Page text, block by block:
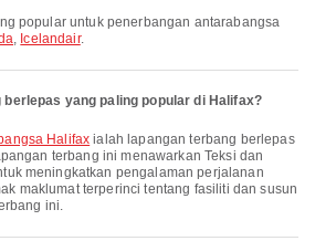
, Icelandair.
yang paling popular di Halifax?
Halifax ialah lapangan terbang berlepas
terbang ini menawarkan Teksi dan
meningkatkan pengalaman perjalanan
maklumat terperinci tentang fasiliti dan susun
ini.